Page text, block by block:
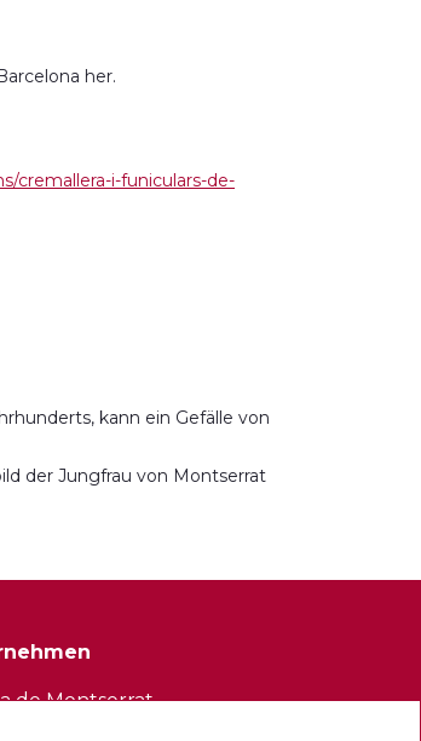
her.
cremallera-i-funiculars-de-
kann ein Gefälle von
der Jungfrau von Montserrat
de Montserrat